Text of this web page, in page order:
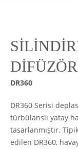
DİFÜZÖR
DR360
DR360 Serisi
türbülanslı yatay
tasarlanmıştır.
edilen DR360,